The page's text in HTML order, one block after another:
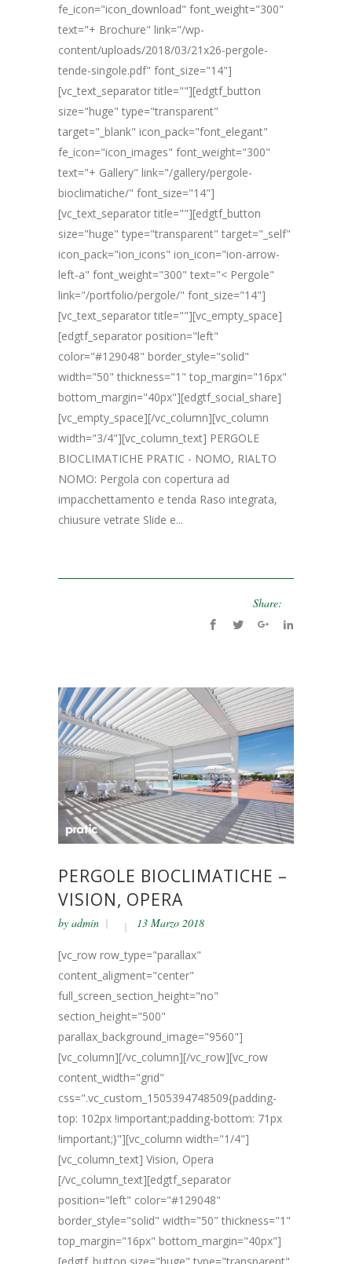
fe_icon="icon_download" font_weight="300"
text="+ Brochure" link="/wp-
content/uploads/2018/03/21x26-pergole-
tende-singole.pdf" font_size="14"]
[vc_text_separator title=""][edgtf_button
size="huge" type="transparent"
target="_blank" icon_pack="font_elegant"
fe_icon="icon_images" font_weight="300"
text="+ Gallery" link="/gallery/pergole-
bioclimatiche/" font_size="14"]
[vc_text_separator title=""][edgtf_button
size="huge" type="transparent" target="_self"
icon_pack="ion_icons" ion_icon="ion-arrow-
left-a" font_weight="300" text="< Pergole"
link="/portfolio/pergole/" font_size="14"]
[vc_text_separator title=""][vc_empty_space]
[edgtf_separator position="left"
color="#129048" border_style="solid"
width="50" thickness="1" top_margin="16px"
bottom_margin="40px"][edgtf_social_share]
[vc_empty_space][/vc_column][vc_column
width="3/4"][vc_column_text] PERGOLE
BIOCLIMATICHE PRATIC - NOMO, RIALTO
NOMO: Pergola con copertura ad
impacchettamento e tenda Raso integrata,
chiusure vetrate Slide e...
Share:
PERGOLE BIOCLIMATICHE –
VISION, OPERA
by admin 13 Marzo 2018
[vc_row row_type="parallax"
content_aligment="center"
full_screen_section_height="no"
section_height="500"
parallax_background_image="9560"]
[vc_column][/vc_column][/vc_row][vc_row
content_width="grid"
css=".vc_custom_1505394748509{padding-
top: 102px !important;padding-bottom: 71px
!important;}"][vc_column width="1/4"]
[vc_column_text] Vision, Opera
[/vc_column_text][edgtf_separator
position="left" color="#129048"
border_style="solid" width="50" thickness="1"
top_margin="16px" bottom_margin="40px"]